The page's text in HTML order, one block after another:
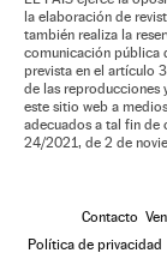
la elaboración de
también realiza la
comunicación pública
prevista en el artículo
de las reproducciones
este sitio web a
adecuados a tal fin de
24/2021, de 2 de
Contacto
Política de privacidad